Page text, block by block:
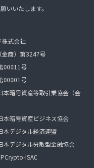
いいたします。
株式会社
金商）第3247号
00011号
00001号
本暗号資産等取引業協会（会
本暗号資産ビジネス協会
本デジタル経済連盟
本デジタル分散型金融協会
ISAC